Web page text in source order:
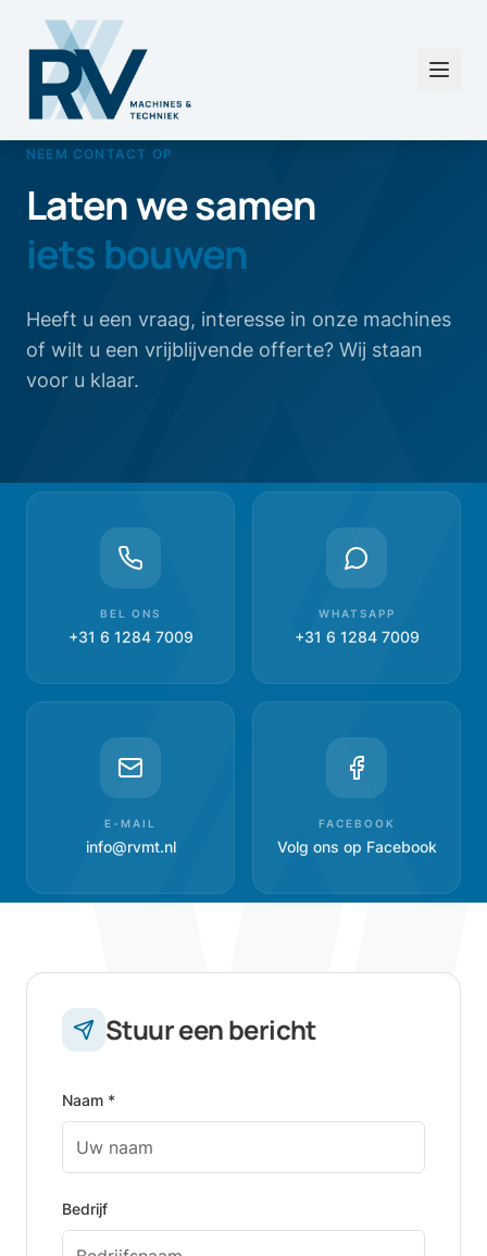
NEEM CONTACT OP
Laten we samen
iets bouwen
Heeft u een vraag, interesse in onze machines
of wilt u een vrijblijvende offerte? Wij staan
voor u klaar.
BEL ONS
+31 6 1284 7009
WHATSAPP
+31 6 1284 7009
E-MAIL
info@rvmt.nl
FACEBOOK
Volg ons op Facebook
Stuur een bericht
Naam *
Bedrijf